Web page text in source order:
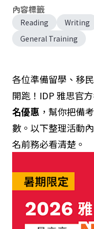
內容標籤
Reading Writing
General Training
各位準備留學、移
開跑！IDP 雅思官
名優惠 ，幫你把備
數。以下整理活動
名前務必看清楚。